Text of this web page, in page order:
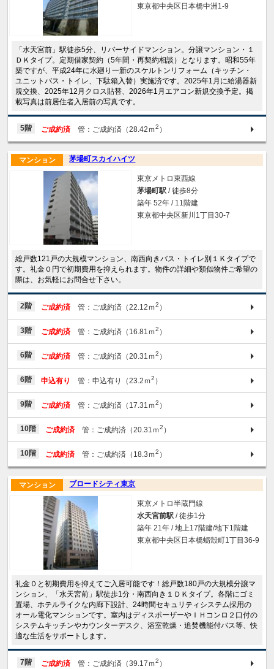
東京都中央区日本橋中洲1-9
「水天宮前」駅徒歩5分、リバーサイドマンション。分譲マンション・１
ＤＫタイプ。定期借家契約（5年間・再契約相談）となります。昭和55年
築ですが、平成24年に水廻り一新のスケルトンリフォーム（キッチン・
ユニットバス・トイレ、下駄箱入替）実施済です。2025年1月に給湯器新
規交換、2025年12月クロス貼替、2026年1月エアコン新規交換予定。掲
載写真は前居住者入居前の写真です。
5階 ご成約済 管：ご成約済（28.42ｍ2 ）
茅場町スカイハイツ
マンション
東京メトロ東西線
茅場町駅 / 徒歩8分
築年 52年 / 11階建
東京都中央区新川1丁目30-7
総戸数121戸の大規模マンション、南西向きバス・トイレ別１Ｋタイプで
す。礼金０円で初期費用を抑えられます。物件の詳細や類似物件ご希望の
際は、お気軽にお問合せ下さい。
2階 ご成約済 管：ご成約済（22.12ｍ2 ）
3階 ご成約済 管：ご成約済（16.81ｍ2 ）
6階 ご成約済 管：ご成約済（20.31ｍ2 ）
6階 申込有り 管：申込有り（23.2ｍ2 ）
9階 ご成約済 管：ご成約済（17.31ｍ2 ）
10階 ご成約済 管：ご成約済（20.31ｍ2 ）
10階 ご成約済 管：ご成約済（18.3ｍ2 ）
ブロードシティ東京
マンション
東京メトロ半蔵門線
水天宮前駅 / 徒歩1分
築年 21年 / 地上17階建/地下1階建
東京都中央区日本橋蛎殻町1丁目36-9
礼金０と初期費用を抑えてご入居可能です！総戸数180戸の大規模分譲マ
ンション、「水天宮前」駅徒歩1分・南西向き１ＤＫタイプ。各階にゴミ
置場、ホテルライクな内廊下設計、24時間セキュリティシステム採用の
オール電化マンションです。室内はディスポーザーやＩＨコンロ２口付の
システムキッチンやカウンターデスク、浴室乾燥・追焚機能付バス等、快
適な生活をサポートします。
7階 ご成約済 管：ご成約済（39.17ｍ2 ）